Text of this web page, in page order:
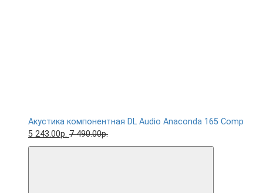
Акустика компонентная DL Audio Anaconda 165 Comp
5 243.00р. 7 490.00р.